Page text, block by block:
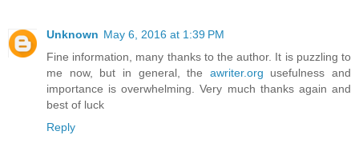
Unknown May 6, 2016 at 1:39 PM
Fine information, many thanks to the author. It is puzzling to
me now, but in general, the awriter.org usefulness and
importance is overwhelming. Very much thanks again and
best of luck
Reply